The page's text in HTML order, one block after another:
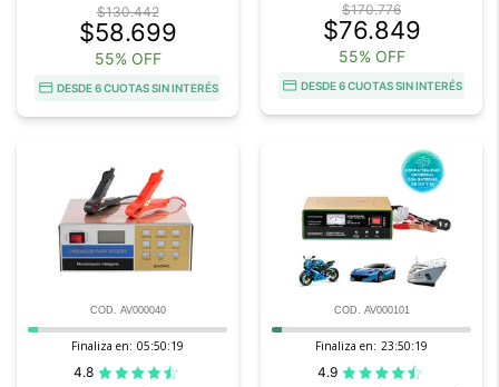
$130.442
$58.699
55% OFF
DESDE 6 CUOTAS SIN INTERÉS
$170.776
$76.849
55% OFF
DESDE 6 CUOTAS SIN INTERÉS
COD. AV000040
Finaliza en: 05:50:18
4.8
COD. AV000101
Finaliza en: 23:50:18
4.9